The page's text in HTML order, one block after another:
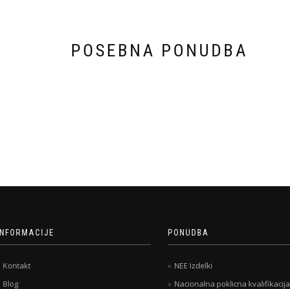
POSEBNA PONUDBA
INFORMACIJE
Kontakt
Blog
PONUDBA
NEE Izdelki
Nacionalna poklicna kvalifikacija